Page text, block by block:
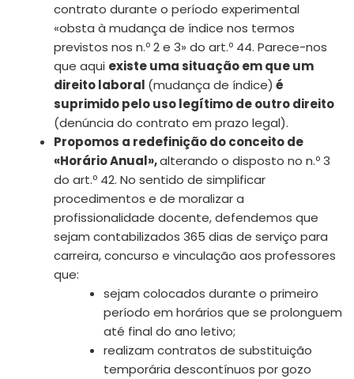
contrato durante o período experimental
«obsta à mudança de índice nos termos
previstos nos n.º 2 e 3» do art.º 44. Parece-nos
que aqui existe uma situação em que um
direito laboral (mudança de índice) é
suprimido pelo uso legítimo de outro direito
(denúncia do contrato em prazo legal).
Propomos a redefinição do conceito de
«Horário Anual»,alterando o disposto no n.º 3
do art.º 42. No sentido de simplificar
procedimentos e de moralizar a
profissionalidade docente, defendemos que
sejam contabilizados 365 dias de serviço para
carreira, concurso e vinculação aos professores
que:
sejam colocados durante o primeiro
período em horários que se prolonguem
até final do ano letivo;
realizam contratos de substituição
temporária descontínuos por gozo